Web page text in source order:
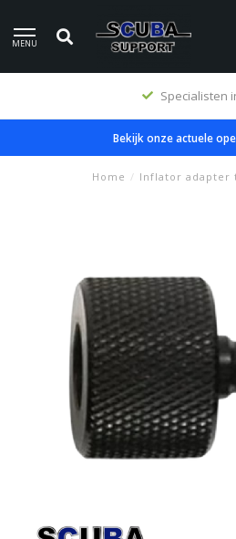
MENU
Specialisten
Bekijk onze actuele
Home / Inflator adapter